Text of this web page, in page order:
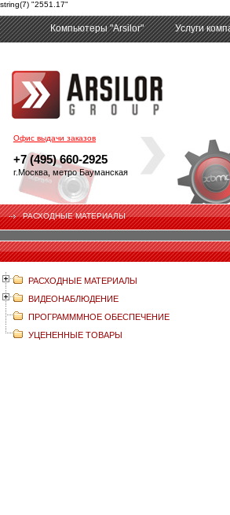
string(7) "2551.17"
Офис выдачи заказов
+7 (495) 660-2925
г.Москва, метро Бауманская
Компьютеры "Arsilor" Услуги
РАСХОДНЫЕ МАТЕРИАЛЫ
РАСХОДНЫЕ МАТЕРИАЛЫ
ВИДЕОНАБЛЮДЕНИЕ
ПРОГРАМММНОЕ ОБЕСПЕЧЕНИЕ
УЦЕНЕННЫЕ ТОВАРЫ